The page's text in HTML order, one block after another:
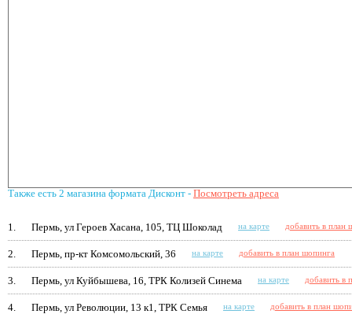
Также есть 2 магазина формата Дисконт - Посмотреть адреса
1. Пермь, ул Героев Хасана, 105, ТЦ Шоколад на карте добавить в план
2. Пермь, пр-кт Комсомольский, 36 на карте добавить в план шопинга
3. Пермь, ул Куйбышева, 16, ТРК Колизей Синема на карте добавить в
4. Пермь, ул Революции, 13 к1, ТРК Семья на карте добавить в план